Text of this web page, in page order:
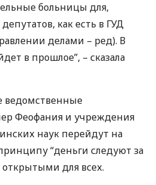
больницы для,
как есть в ГУД
делами – ред). В
в прошлое”, – сказала
ведомственные
Феофания и учреждения
наук перейдут на
“деньги следуют за
для всех.